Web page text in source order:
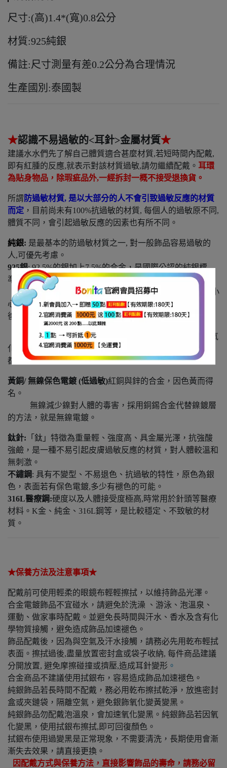
尺寸:(高)1.4*(寬)0.8公分
材質:925純銀
備註:尺寸測量有差0.2公分為合理情況
生產國別:泰國製
★認識不易過敏的<耳針>金屬材質★
建議水水們先了解自己體質適合甚麼材質,若短時間內配戴,
即有紅腫的反應,就表示對該材質過敏,請勿繼續配戴。 耳環
為貼身物品 ，除瑕疵品外,一經拆封一概不接受退換貨 。
所謂 防過敏材質, 是以大部分的人不會引致過敏反應的材質
而定 ，目前尚未有100%抗過敏的材質, 每個人的過敏原不同,
體質不同，會引起過敏反應的因素也有所不同。
純銀: 是最基本的防過敏材質之一, 對一般飾品容易過敏的
人,可優先考慮。
925銀: 92.5%的銀加上7.5%的合金，是國際公認的純銀標
準。
925銀,會在銀針上烙印<925字樣>，銀針偏軟，若不小
心碰歪,輕輕的撥回,即可回復。要注意的是, 925銀接觸空氣
後,因空氣中的二氧化硫和銀產生了化學
反應，表面形成了硫化銀而變黑,硫化銀並非掉色，氧
化層可以透過清洗而去除。 因為每個人分泌汗液的酸鹼度
都不同，所產生的氧化程度也不相同。
黃銅/ 無鎳保色電鍍 (低過敏)紅銅與鋅的合金，因色黃而得
名。
無鎳減少鎳對人體的毒害，採用銅錫合金代替鎳鍍層
的方法，就是無鎳電鍍。
鈦針: 「鈦」特徵為重量輕、強度高、具金屬光澤，抗強酸
強鹼，是一種不易引起皮膚過敏反應的材質，對人體較溫和
無刺激。
不鏽鋼: 具有不變型、不易退色、抗過敏的特性，原色為銀
色，表面若有保色電鍍,多少有褪色的可能。
316L醫療鋼:硬度以及人體接受度極高,時常用於針頭等醫療
材料。K金、純金、316L鋼等，是比較穩定、不致敏的材
質。
★保養方法及注意事項★
配戴前可使用輕柔的眼鏡布輕輕擦拭，以維持飾品光澤。
合金電鍍飾品不宜碰水，請避免於洗澡 、游泳、泡溫泉、
運動、做家事時配戴。並避免長時間與汗水、香水及含有化
學物質接觸，避免造成飾品加速褪色。
飾品配戴後，因為與空氣及汗水接觸，請務必先用乾布輕拭
表面。擦拭過後,盡量放置密封盒或袋子收納, 每件商品建議
分開放置, 避免摩擦碰撞或擠壓,造成耳針變形 。
合金商品不建議使用拭銀布，容易造成飾品加速褪色。
純銀飾品若長時間不配戴，務必用乾布擦拭乾淨，放進密封
盒或夾鏈袋，隔離空氣，避免銀飾氧化變黃變黑。
純銀飾品勿配戴泡溫泉，會加速氧化變黑。純銀飾品若因氧
化變黑，使用拭銀布擦拭,即可回復顏色。
拭銀布使用過變黑是正常現象，不需要清洗，長期使用會漸
漸失去效果，請直接更換。
因配戴方式與保養方法，直接影響飾品的壽命，請務必留